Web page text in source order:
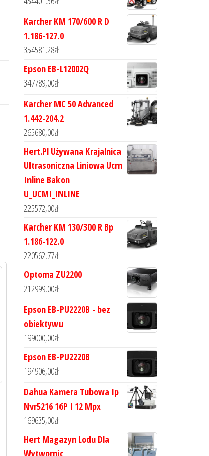
Karcher KM 170/600 R D
1.186-127.0
354581,28zł
Epson EB-L12002Q
347789,00zł
Karcher MC 50 Advanced
1.442-204.2
265680,00zł
Hert.Pl Używana Krajalnica
Ultrasoniczna Liniowa Ucm
Inline Bakon
U_UCMI_INLINE
225572,00zł
Karcher KM 130/300 R Bp
1.186-122.0
220562,77zł
Optoma ZU2200
212999,00zł
Epson EB-PU2220B - bez
obiektywu
199000,00zł
Epson EB-PU2220B
194906,00zł
Dahua Kamera Tubowa Ip
Nvr5216 16P I 12 Mpx
169635,00zł
Hert Magazyn Lodu Dla
Wytwornic